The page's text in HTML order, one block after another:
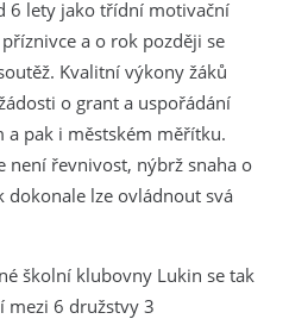
6 lety jako třídní motivační
a o rok později se
Kvalitní výkony žáků
o grant a uspořádání
a pak i městském měřítku.
není řevnivost, nýbrž snaha o
dokonale lze ovládnout svá
školní klubovny Lukin se tak
mezi 6 družstvy 3